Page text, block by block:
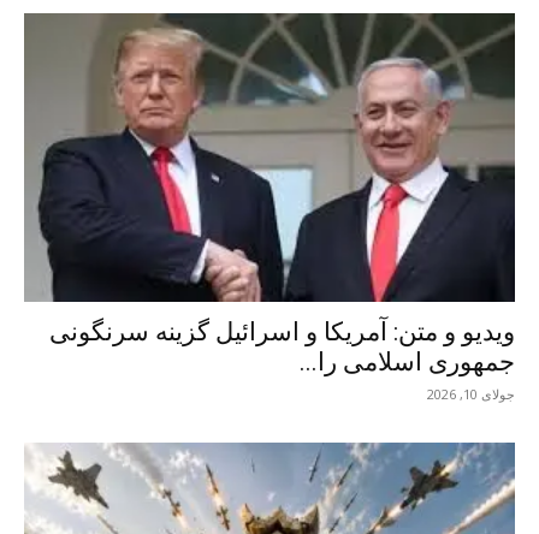
ویدیو و متن: آمریکا و اسرائیل گزینه سرنگونی
جمهوری اسلامی را...
جولای 10, 2026